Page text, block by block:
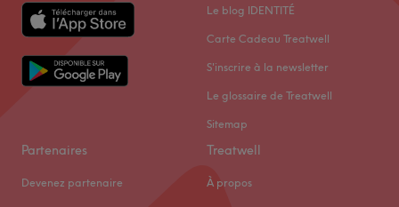
Le blog IDENTITÉ
Carte Cadeau Treatwell
S'inscrire à la newsletter
Le glossaire de Treatwell
Sitemap
Partenaires
Devenez partenaire
Treatwell
À propos